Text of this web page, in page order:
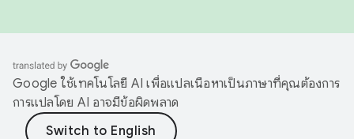
Google ใช้เทคโนโลยี AI เพื่อแปลเนื้อหาเป็นภาษาที่คุณต้องการ
การแปลโดย AI อาจมีข้อผิดพลาด